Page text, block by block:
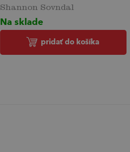
Shannon Sovndal
Na sklade
pridať do košíka